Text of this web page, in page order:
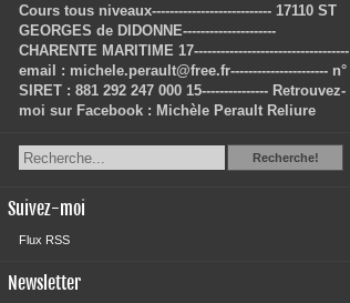
Cours tous niveaux--------------------------- 17110 ST
GEORGES de DIDONNE---------------------
CHARENTE MARITIME 17-----------------------------------
email : michele.perault@free.fr---------------------- n°
SIRET : 881 292 247 000 15--------------- Retrouvez-
moi sur Facebook : Michèle Perault Reliure
RechercheRecherche!
Suivez-moi
Flux RSS
Newsletter